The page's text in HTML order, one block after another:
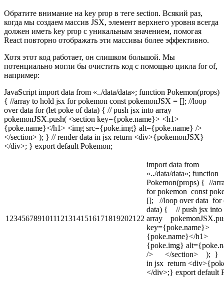
Обратите внимание на key prop в теге section. Всякий раз,
когда мы создаем массив JSX, элемент верхнего уровня всегда
должен иметь key prop с уникальным значением, помогая
React повторно отображать эти массивы более эффективно.
Хотя этот код работает, он слишком большой. Мы
потенциально могли бы очистить код с помощью цикла for of,
например:
JavaScript import data from «../data/data»; function Pokemon(props)
{ //array to hold jsx for pokemon const pokemonJSX = []; //loop
over data for (let poke of data) { // push jsx into array
pokemonJSX.push( <section key={poke.name}> <h1>
{poke.name}</h1> <img src={poke.img} alt={poke.name} />
</section> ); } // render data in jsx return <div>{pokemonJSX}
</div>; } export default Pokemon;
12345678910111213141516171819202122
import data from
«../data/data»; function
Pokemon(props) { //
for pokemon const
[]; //loop over data for
data) { // push jsx into
array
key={poke.name}>
{poke.name}</h1>
{poke.img}
/> </section> ); } //
in jsx return
</div>;} export default